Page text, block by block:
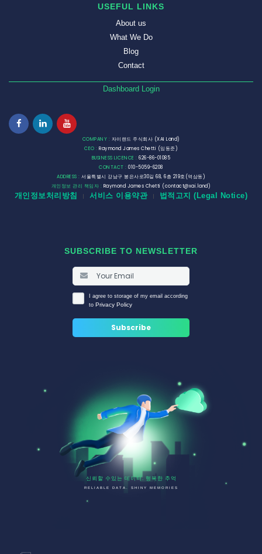
USEFUL LINKS
About us
What We Do
Blog
Contact
Dashboard Login
COMPANY : 자이랜드 주식회사 (XAI Land)
CEO : Raymond James Chetti (임동준)
BUSINESS LICENCE : 626-86-01085
CONTACT : 010-5059-6208
ADDRESS : 서울특별시 강남구 봉은사로30길 68, 6층 219호(역삼동)
개인정보 관리 책임자 : Raymond James Chetti (contact@xai.land)
개인정보처리방침 서비스 이용약관 법적고지 (Legal Notice)
SUBSCRIBE TO NEWSLETTER
I agree to storage of my email according
to Privacy Policy
신뢰할 수있는 데이터. 행복한 추억
RELIABLE DATA. SHINY MEMORIES